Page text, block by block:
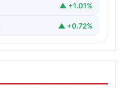
▲ +1.01%
▲ +0.72%